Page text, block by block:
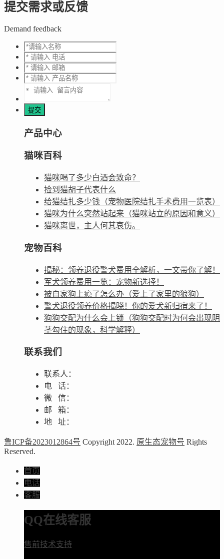
提交需求或反馈
Demand feedback
产品中心
猫咪百科
猫咪喝了多少白酒会致命？
捡到猫胡子代表什么
给猫结扎多少钱（宠物医院结扎手术费用一览表）
猫咪为什么突然站起来（猫咪站立的原因和意义）
猫咪离世，主人何其哀伤。
宠物百科
揭秘：领养退役警犬费用全解析，一文带你了解！
军犬领养费用一览：宠物新选择！
被自家狗上瘾了怎么办（爱上了家里的狼狗）
警犬退役领养价格揭晓！你的爱犬新归宿来了！
狗狗交配为什么会上锁（狗狗交配时为何会出现阴
茎勾住的现象，科学解释）
联系我们
联系人：
电 话：
微 信：
邮 箱：
地 址：
鲁ICP备2023012864号 Copyright 2022. 原生态宠物号 Rights
Reserved.
首页
电话
客服
QQ在线客服
售前技术支持